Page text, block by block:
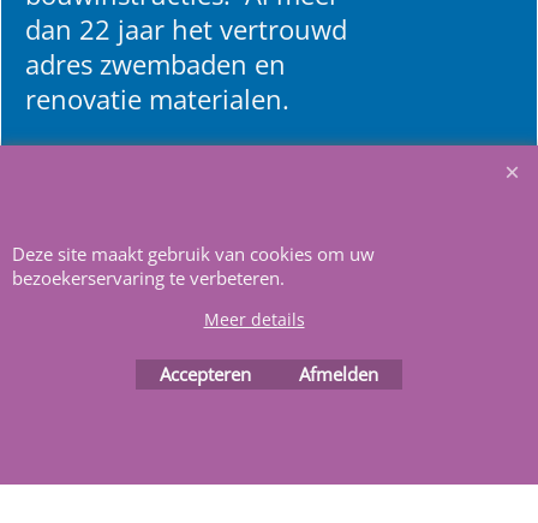
dan 22 jaar het vertrouwd
adres zwembaden en
renovatie materialen.
Webwinkel gemaakt met
ShopFactory webwinkel
Deze site maakt gebruik van cookies om uw
bezoekerservaring te verbeteren.
Meer details
Accepteren Afmelden